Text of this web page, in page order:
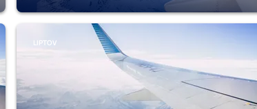
LIPTOV